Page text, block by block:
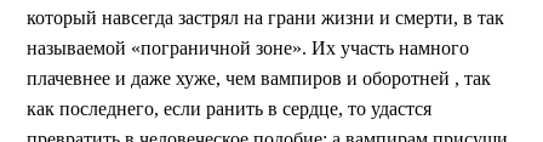
который навсегда застрял на грани жизни и смерти, в так
называемой «пограничной зоне». Их участь намного
плачевнее и даже хуже, чем вампиров и оборотней , так
как последнего, если ранить в сердце, то удастся